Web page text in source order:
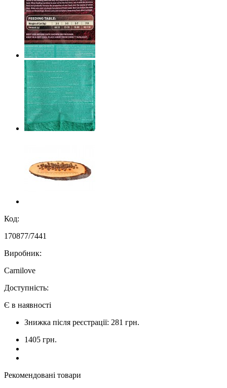
Код:
170877/7441
Виробник:
Carnilove
Доступність:
Є в наявності
Знижка після реєстрації: 281 грн.
1405 грн.
Рекомендовані товари